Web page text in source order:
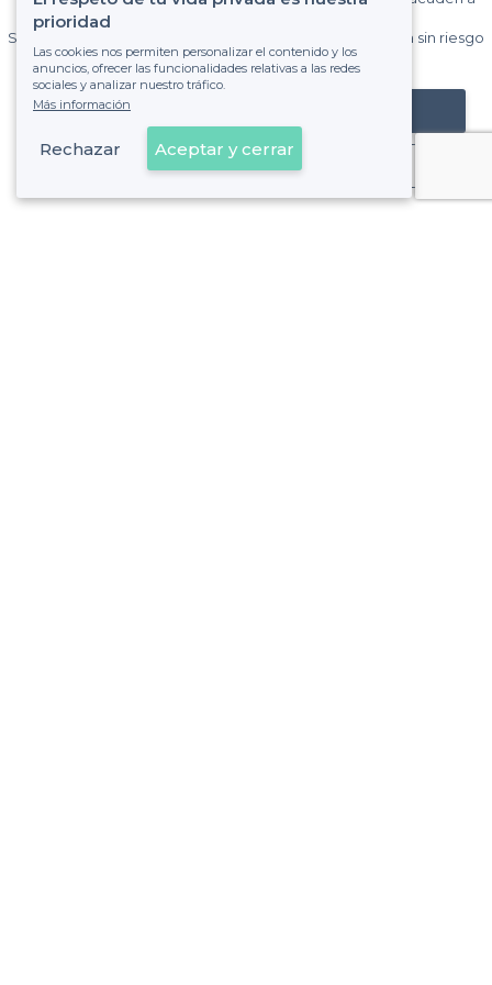
Sin comisiones y sin compromiso, pagas una cantidad fija sin riesgo
de ver la factura.
Registrar mi establecimiento
Ya es cliente
prioridad
Las cookies nos permiten personalizar el contenido y los
anuncios, ofrecer las funcionalidades relativas a las redes
sociales y analizar nuestro tráfico.
Más información
Rechazar Aceptar y cerrar